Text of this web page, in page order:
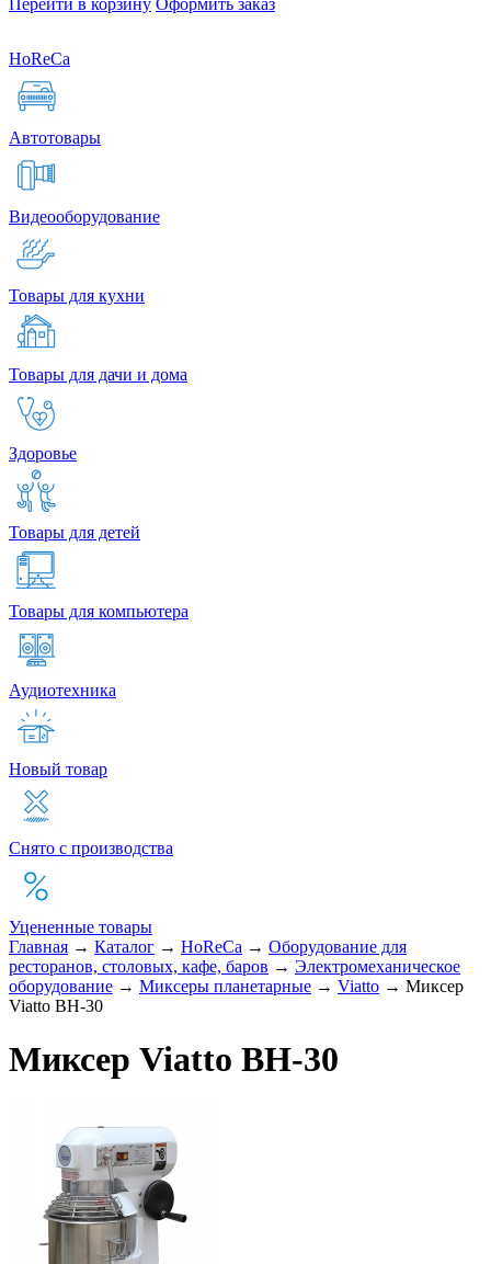
HoReCa
Автотовары
Видеооборудование
Товары для кухни
Товары для дачи и дома
Здоровье
Товары для детей
Товары для компьютера
Аудиотехника
Новый товар
Снято с производства
Уцененные товары
Главная → Каталог → HoReCa → Оборудование для
ресторанов, столовых, кафе, баров → Электромеханическое
оборудование → Миксеры планетарные → Viatto → Миксер
Viatto BH-30
Миксер Viatto BH-30